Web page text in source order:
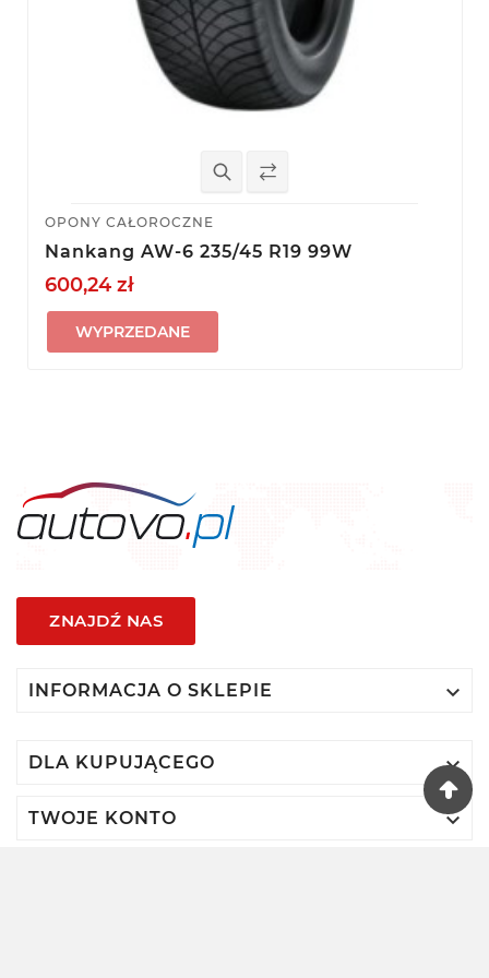
OPONY CAŁOROCZNE
Nankang AW-6 235/45 R19 99W
600,24 zł
WYPRZEDANE
ZNAJDŹ NAS
INFORMACJA O SKLEPIE 
DLA KUPUJĄCEGO 
TWOJE KONTO 